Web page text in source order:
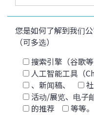
您是如何了解到我们公
（可多选）
搜索引擎（谷歌等
人工智能工具（
、新闻稿、
活动/展览、电子
的推荐
等等。